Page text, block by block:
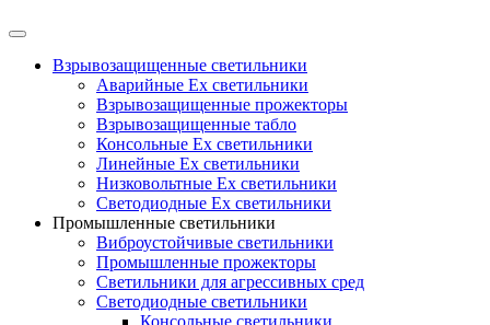
Взрывозащищенные светильники
Аварийные Ex светильники
Взрывозащищенные прожекторы
Взрывозащищенные табло
Консольные Ех светильники
Линейные Ex светильники
Низковольтные Ex светильники
Светодиодные Ex светильники
Промышленные светильники
Виброустойчивые светильники
Промышленные прожекторы
Светильники для агрессивных сред
Светодиодные светильники
Консольные светильники